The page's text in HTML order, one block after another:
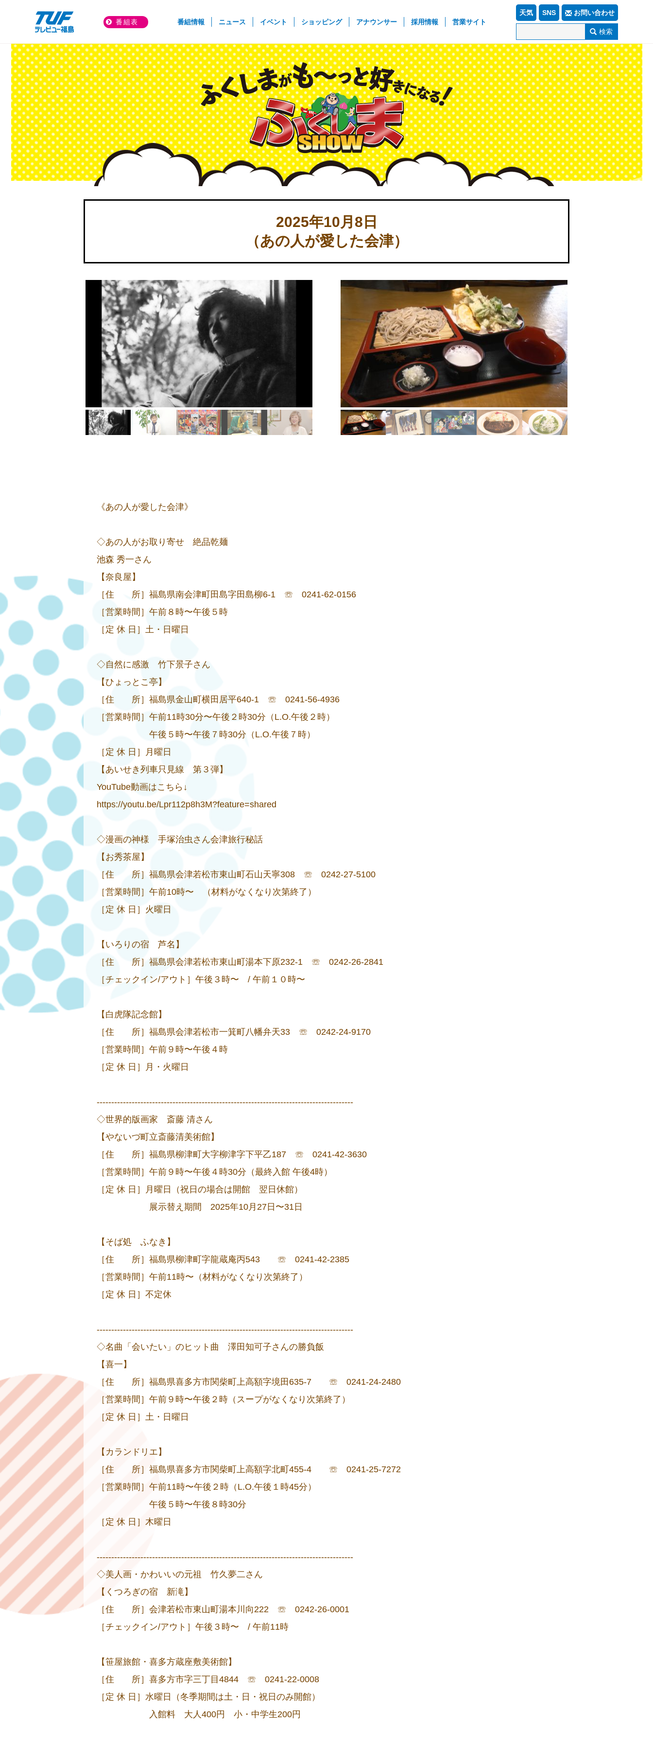
番組情報 (current)
ニュース イベント ショッピング アナウンサー 採用情報 営業サイト
番組表
天気 SNS お問い合わせ
検索
2025年10月8日
（あの人が愛した会津）
《あの人が愛した会津》
◇あの人がお取り寄せ 絶品乾麺
池森 秀一さん
【奈良屋】
［住 所］福島県南会津町田島字田島柳6-1 ☏ 0241-62-0156
［営業時間］午前８時〜午後５時
［定 休 日］土・日曜日
◇自然に感激 竹下景子さん
【ひょっとこ亭】
［住 所］福島県金山町横田居平640-1 ☏ 0241-56-4936
［営業時間］午前11時30分〜午後２時30分（L.O.午後２時）
午後５時〜午後７時30分（L.O.午後７時）
［定 休 日］月曜日
【あいせき列車只見線 第３弾】
YouTube動画はこちら↓
https://youtu.be/Lpr112p8h3M?feature=shared
◇漫画の神様 手塚治虫さん会津旅行秘話
【お秀茶屋】
［住 所］福島県会津若松市東山町石山天寧308 ☏ 0242-27-5100
［営業時間］午前10時〜 （材料がなくなり次第終了）
［定 休 日］火曜日
【いろりの宿 芦名】
［住 所］福島県会津若松市東山町湯本下原232-1 ☏ 0242-26-2841
［チェックイン/アウト］午後３時〜 / 午前１０時〜
【白虎隊記念館】
［住 所］福島県会津若松市一箕町八幡弁天33 ☏ 0242-24-9170
［営業時間］午前９時〜午後４時
［定 休 日］月・火曜日
----------------------------------------------------------------------------------------
◇世界的版画家 斎藤 清さん
【やないづ町立斎藤清美術館】
［住 所］福島県柳津町大字柳津字下平乙187 ☏ 0241-42-3630
［営業時間］午前９時〜午後４時30分（最終入館 午後4時）
［定 休 日］月曜日（祝日の場合は開館 翌日休館）
展示替え期間 2025年10月27日〜31日
【そば処 ふなき】
［住 所］福島県柳津町字龍蔵庵丙543 ☏ 0241-42-2385
［営業時間］午前11時〜（材料がなくなり次第終了）
［定 休 日］不定休
----------------------------------------------------------------------------------------
◇名曲「会いたい」のヒット曲 澤田知可子さんの勝負飯
【喜一】
［住 所］福島県喜多方市関柴町上高額字境田635-7 ☏ 0241-24-2480
［営業時間］午前９時〜午後２時（スープがなくなり次第終了）
［定 休 日］土・日曜日
【カランドリエ】
［住 所］福島県喜多方市関柴町上高額字北町455-4 ☏ 0241-25-7272
［営業時間］午前11時〜午後２時（L.O.午後１時45分）
午後５時〜午後８時30分
［定 休 日］木曜日
----------------------------------------------------------------------------------------
◇美人画・かわいいの元祖 竹久夢二さん
【くつろぎの宿 新滝】
［住 所］会津若松市東山町湯本川向222 ☏ 0242-26-0001
［チェックイン/アウト］午後３時〜 / 午前11時
【笹屋旅館・喜多方蔵座敷美術館】
［住 所］喜多方市字三丁目4844 ☏ 0241-22-0008
［定 休 日］水曜日（冬季期間は土・日・祝日のみ開館）
入館料 大人400円 小・中学生200円